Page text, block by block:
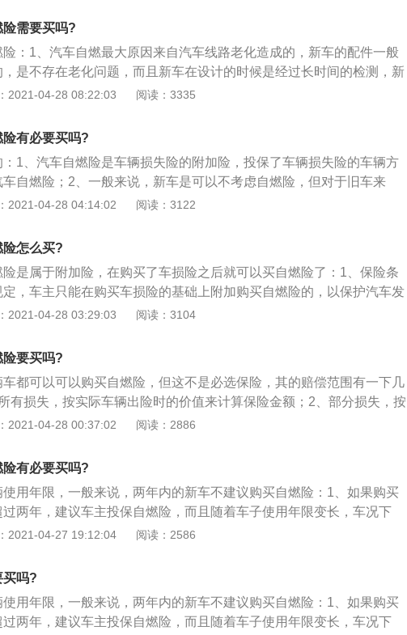
司条款内容。
可以不考虑自燃险，但对于旧车来说，通常就需要投保自燃险了；
燃险的赔偿范围：投保汽车自燃险后，在保险期间内，保险车辆在使
，因本车电器、线路、油路、供油系统、供气系统、货物自身发生问
车运转摩擦起火引起火灾；4、造成保险车辆的损失，以及被保险人在
事故时，为减少保险车辆损失所支出的必要合理的施救费用，保险公
险需要买吗?
：1、汽车自燃最大原因来自汽车线路老化造成的，新车的配件一般
，是不存在老化问题，而且新车在设计的时候是经过长时间的检测，新
相对较小；2、汽车自燃险为车辆损失险的附加险，投保了车辆损失
常就需要投保自燃险了；3、汽车自燃险的赔偿范围：投保汽车自燃
保险期间内，保险车辆在使用过程中，因本车电器、线路、油路、供油
系统、货物自身发生问题、机动车运转摩擦起火引起火灾，造成保险
失，以及被保险人在发生本保险事故时，为减少保险车辆损失所支出的
施救费用，保险公司负责赔偿。
2021-04-28 08:22:03 阅读：3335
险有必要买吗?
：1、汽车自燃险是车辆损失险的附加险，投保了车辆损失险的车辆方
车自燃险；2、一般来说，新车是可以不考虑自燃险，但对于旧车来
需要投保自燃险了；3、汽车自燃险的赔偿范围：投保汽车自燃险
统、货物自身发生问题、机动车运转摩擦起火引起火灾，造成保险车
，以及被保险人在发生本保险事故时，为减少保险车辆损失所支出的必
施救费用，保险公司负责赔偿。
2021-04-28 04:14:02 阅读：3122
险怎么买?
是属于附加险，在购买了车损险之后就可以买自燃险了：1、保险条
定，车主只能在购买车损险的基础上附加购买自燃险的，以保护汽车发
的损失；2、自燃保险由车辆在行驶、停车过程中，因电气线路、供
围，如果车辆是属于自燃损失，但没有上自燃险，保险公司肯定不会
险理赔的。
2021-04-28 03:29:03 阅读：3104
险要买吗?
车都可以可以购买自燃险，但这不是必选保险，其的赔偿范围有一下几
有损失，按实际车辆出险时的价值来计算保险金额；2、部分损失，按
维修费用和合理的救援费用计算赔偿。但是，两者之间的最大差额不
2021-04-28 00:37:02 阅读：2886
险有必要买吗?
使用年限，一般来说，两年内的新车不建议购买自燃险：1、如果购买
过两年，建议车主投保自燃险，而且随着车子使用年限变长，车况下
3年以上可根据实际情况考虑为爱车购买“自燃险”；2、汽车自燃险是
是可以不考虑自燃险，但对于旧车来说，通常就需要投保自燃险了；
燃险的赔偿范围：投保汽车自燃险后，在保险期间内，保险车辆在使
，因本车电器、线路、油路、供油系统、供气系统、货物自身发生问
运转摩擦起火引起火灾；4、造成保险车辆的损失，以及被保险人在
2021-04-27 19:12:04 阅读：2586
买吗?
使用年限，一般来说，两年内的新车不建议购买自燃险：1、如果购买
过两年，建议车主投保自燃险，而且随着车子使用年限变长，车况下